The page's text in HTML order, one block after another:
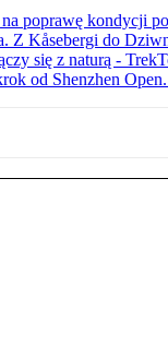
poprawę kondycji
Z Kåsebergi do
się z naturą -
od Shenzhen